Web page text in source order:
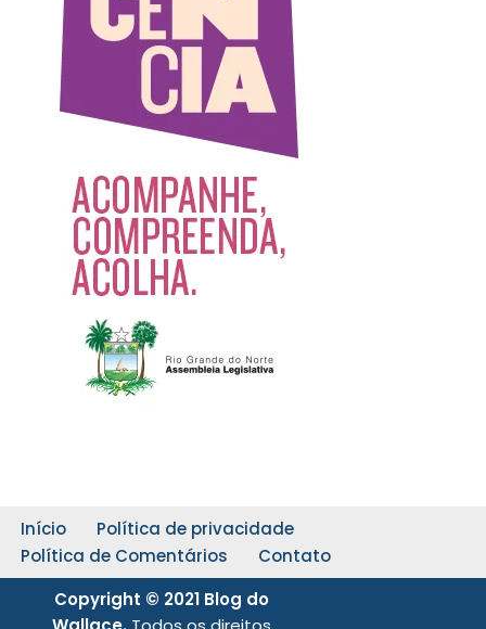
Início
Política de privacidade
Política de Comentários
Contato
Copyright © 2021 Blog do